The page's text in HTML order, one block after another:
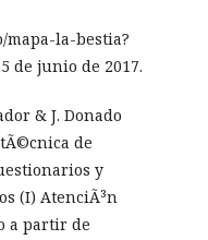
mapa-la-bestia?
de junio de 2017.
& J. Donado
tÃ©cnica de
y
(I) AtenciÃ³n
a partir de